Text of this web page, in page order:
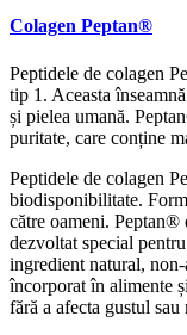
Colagen Peptan®
Peptidele de colagen
tip 1. Aceasta
și pielea umană.
puritate, care conține
Peptidele de colagen
biodisponibilitate.
către oameni. Peptan®
dezvoltat special
ingredient natural,
încorporat în alimente
fără a afecta gustul sau